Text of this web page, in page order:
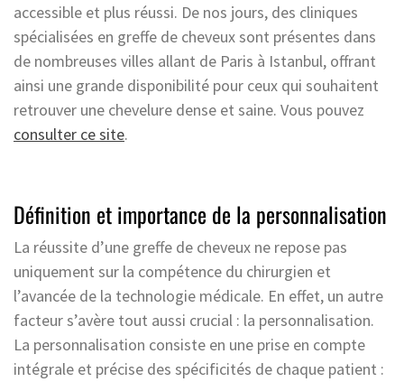
accessible et plus réussi. De nos jours, des cliniques
spécialisées en greffe de cheveux sont présentes dans
de nombreuses villes allant de Paris à Istanbul, offrant
ainsi une grande disponibilité pour ceux qui souhaitent
retrouver une chevelure dense et saine. Vous pouvez
consulter ce site.
Définition et importance de la personnalisation
La réussite d’une greffe de cheveux ne repose pas
uniquement sur la compétence du chirurgien et
l’avancée de la technologie médicale. En effet, un autre
facteur s’avère tout aussi crucial : la personnalisation.
La personnalisation consiste en une prise en compte
intégrale et précise des spécificités de chaque patient :